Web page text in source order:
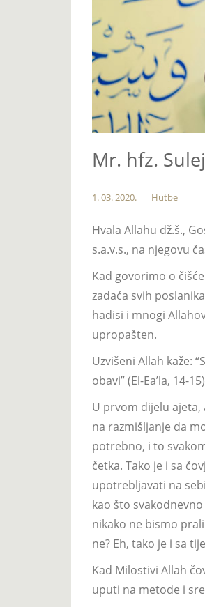
Mr. hfz.
1. 03. 2020. Hutbe
Hvala Allahu dž.š.,
s.a.v.s., na njegovu
Kad govorimo o
zadaća svih
hadisi i mnogi
upropašten.
Uzvišeni Allah kaže:
obavi” (El-Ea’la, 14-
U prvom dijelu ajeta,
na razmišljanje da
potrebno, i to
četka. Tako je i sa
upotrebljavati na
kao što
nikako ne bismo
ne? Eh, tako je i sa
Kad Milostivi Allah
uputi na metode i